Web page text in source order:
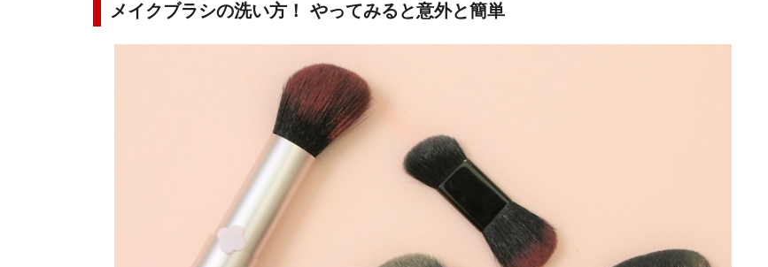
メイクブラシの洗い方！ やってみると意外と簡単